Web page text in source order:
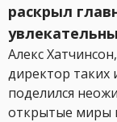
раскрыл
Алекс
директор таких
поделился
открытые миры